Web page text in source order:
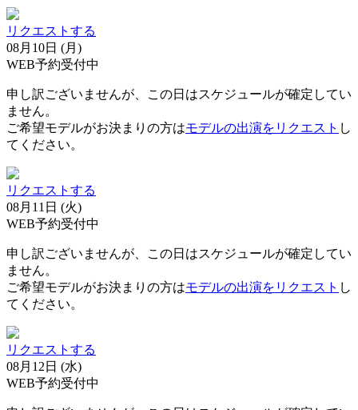
リクエストする
08月10日 (月)
WEB予約受付中
申し訳ございませんが、この日はスケジュールが確定してい
ません。
ご希望モデルがお決まりの方はモデルの出演をリクエスト し
てください。
リクエストする
08月11日 (火)
WEB予約受付中
申し訳ございませんが、この日はスケジュールが確定してい
ません。
ご希望モデルがお決まりの方はモデルの出演をリクエスト し
てください。
リクエストする
08月12日 (水)
WEB予約受付中